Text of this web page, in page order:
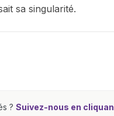
sa singularité.
? Suivez-nous en